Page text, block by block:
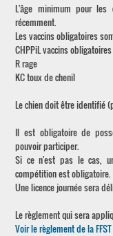
L'âge minimum pour
récemment.
Les vaccins obligatoires
CHPPiL vaccins
R rage
KC toux de chenil
Le chien doit être identifié
Il est obligatoire de
pouvoir participer.
Si ce n'est pas le cas,
compétition est obligatoire.
Une licence journée sera
Le règlement qui sera
Voir le règlement de la FFST